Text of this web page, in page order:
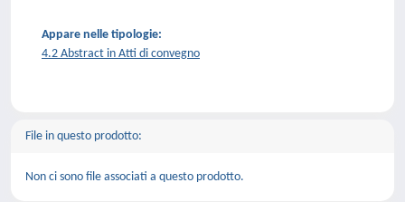
Appare nelle tipologie:
4.2 Abstract in Atti di convegno
File in questo prodotto:
Non ci sono file associati a questo prodotto.